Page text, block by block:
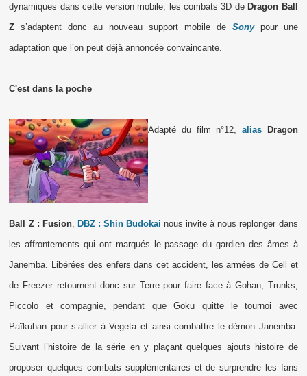
dynamiques dans cette version mobile, les combats 3D de Dragon Ball
Z s’adaptent donc au nouveau support mobile de Sonypour une
adaptation que l’on peut déjà annoncée convaincante.
C'est dans la poche
Adapté du film n°12, alias Dragon
Ball Z : Fusion, DBZ : Shin Budokai nous invite à nous replonger dans
les affrontements qui ont marqués le passage du gardien des âmes à
Janemba. Libérées des enfers dans cet accident, les armées de Cell et
de Freezer retournent donc sur Terre pour faire face à Gohan, Trunks,
Piccolo et compagnie, pendant que Goku quitte le tournoi avec
Païkuhan pour s’allier à Vegeta et ainsi combattre le démon Janemba.
Suivant l’histoire de la série en y plaçant quelques ajouts histoire de
proposer quelques combats supplémentaires et de surprendre les fans